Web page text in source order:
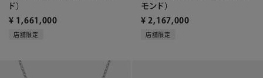
ド）
¥ 1,661,000
店舗限定
モンド）
¥ 2,167,000
店舗限定